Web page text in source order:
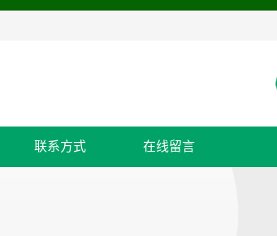
联系方式 在线留言